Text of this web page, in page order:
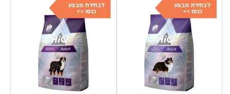
לבחירת מבצע
כנסו >>
לבחירת מבצע
כנסו >>